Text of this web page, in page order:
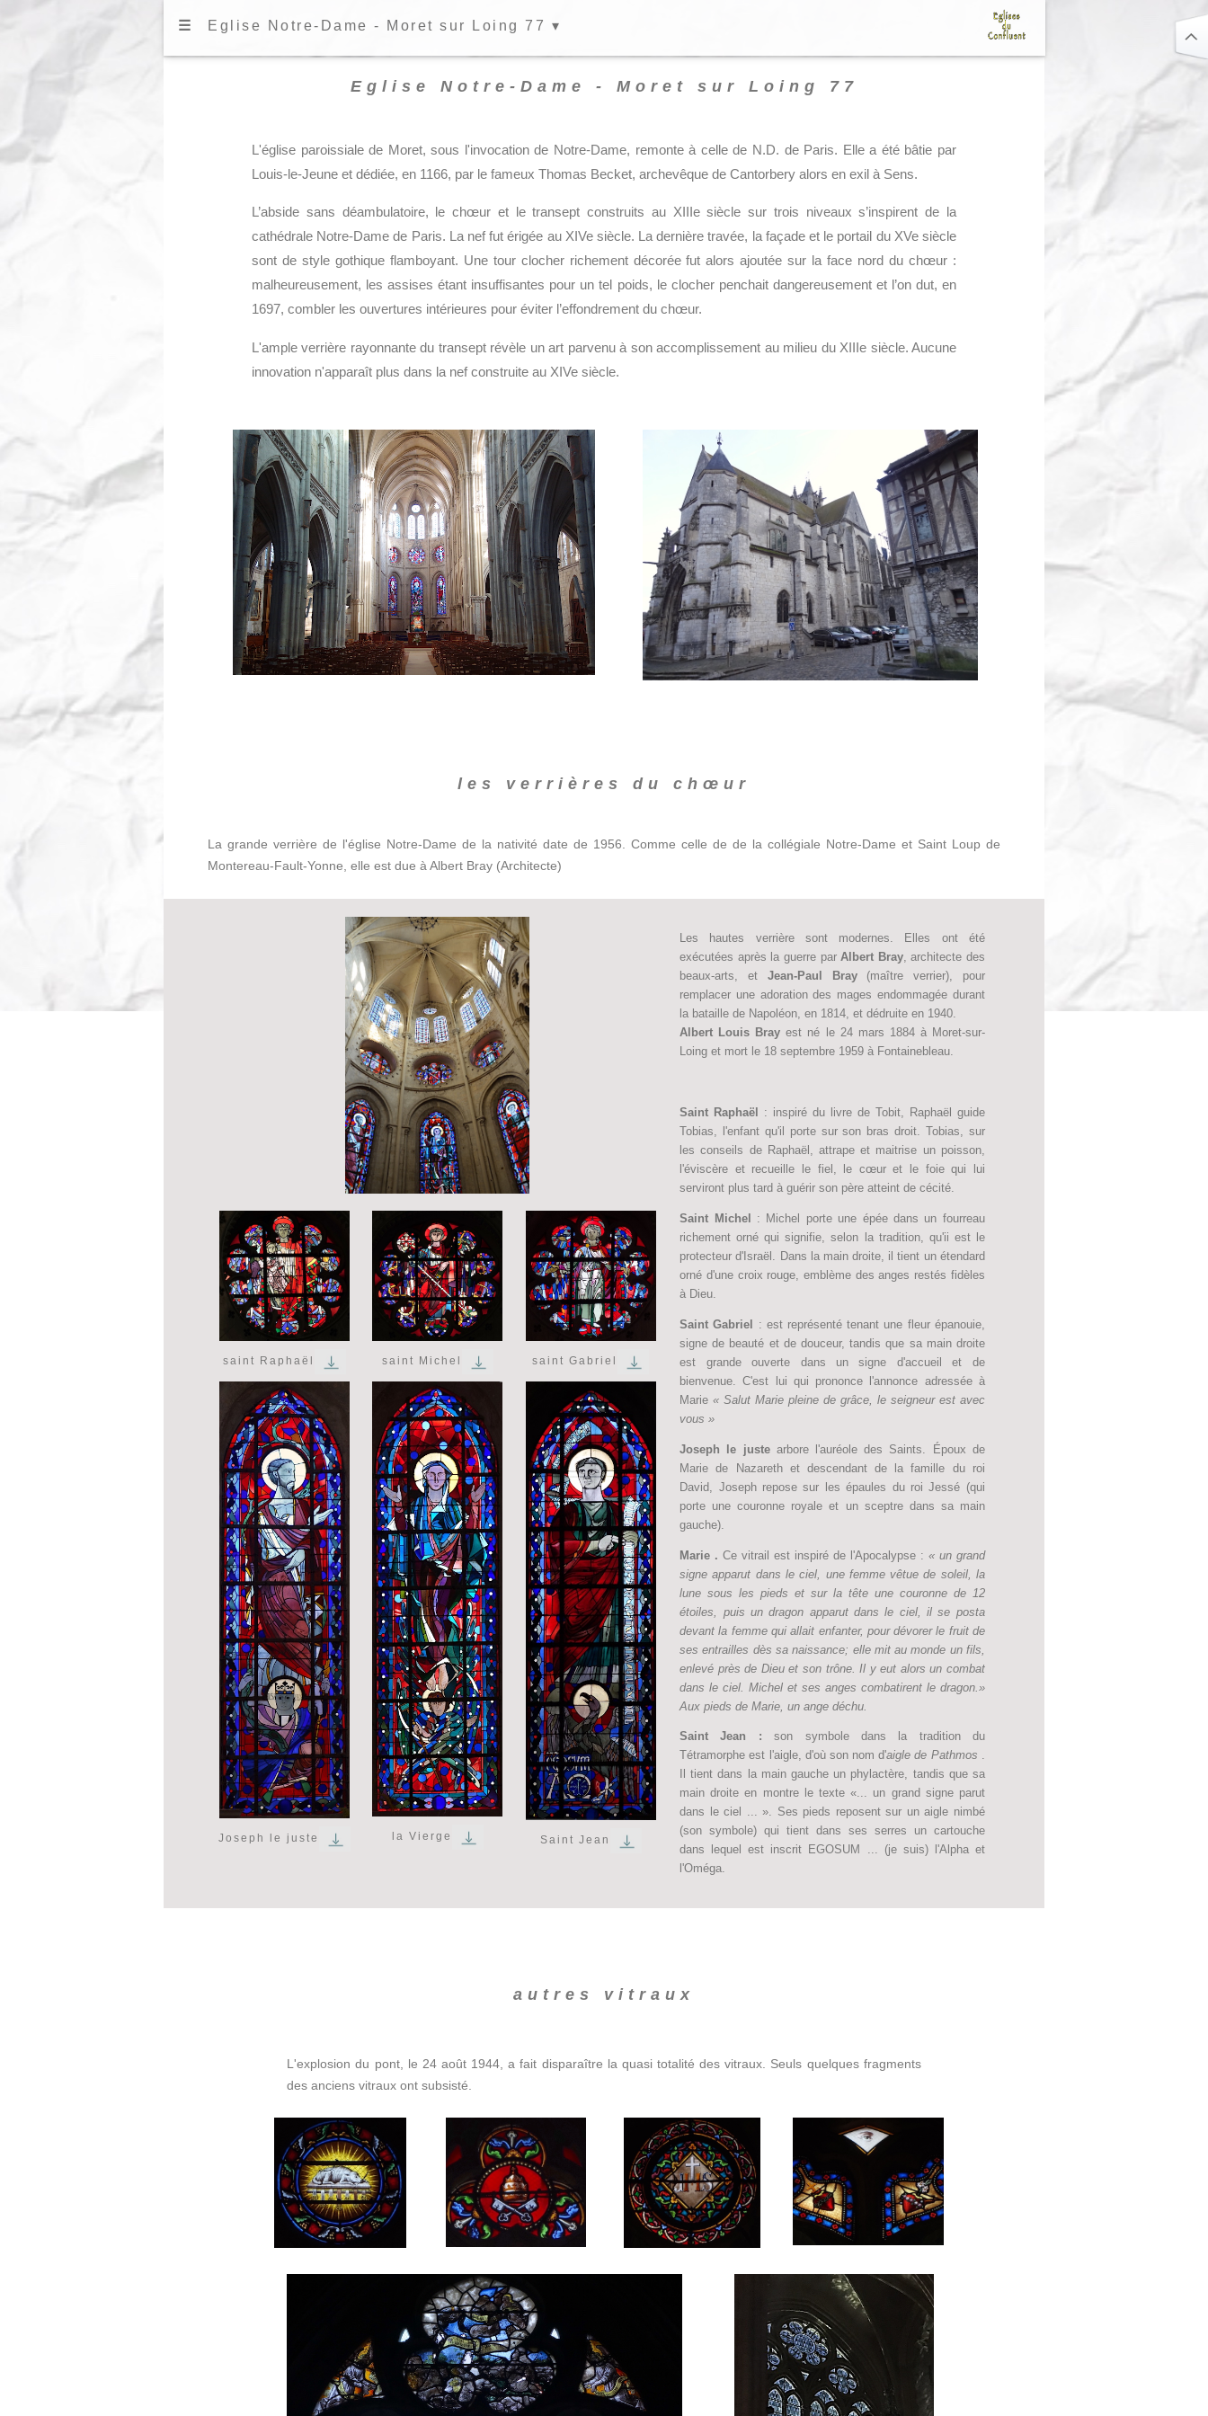
☰ Eglise Notre-Dame - Moret sur Loing 77 ▾
Eglise Notre-Dame - Moret sur Loing 77
L'église paroissiale de Moret, sous l'invocation de Notre-Dame, remonte à celle de N.D. de Paris. Elle a été bâtie par
Louis-le-Jeune et dédiée, en 1166, par le fameux Thomas Becket, archevêque de Cantorbery alors en exil à Sens.
L’abside sans déambulatoire, le chœur et le transept construits au XIIIe siècle sur trois niveaux s’inspirent de la
cathédrale Notre-Dame de Paris. La nef fut érigée au XIVe siècle. La dernière travée, la façade et le portail du XVe siècle
sont de style gothique flamboyant. Une tour clocher richement décorée fut alors ajoutée sur la face nord du chœur :
malheureusement, les assises étant insuffisantes pour un tel poids, le clocher penchait dangereusement et l’on dut, en
1697, combler les ouvertures intérieures pour éviter l’effondrement du chœur.
L'ample verrière rayonnante du transept révèle un art parvenu à son accomplissement au milieu du XIIIe siècle. Aucune
innovation n'apparaît plus dans la nef construite au XIVe siècle.
les verrières du chœur
La grande verrière de l'église Notre-Dame de la nativité date de 1956. Comme celle de de la collégiale Notre-Dame et Saint Loup de
Montereau-Fault-Yonne, elle est due à Albert Bray (Architecte)
saint Raphaël
Joseph le juste
saint Michel
la Vierge
saint Gabriel
Saint Jean
Les hautes verrière sont modernes. Elles ont été
exécutées après la guerre parAlbert Bray, architecte des
beaux-arts, et Jean-Paul Bray(maître verrier), pour
remplacer une adoration des mages endommagée durant
la bataille de Napoléon, en 1814, et dédruite en 1940.
Albert Louis Bray est né le 24 mars 1884 à Moret-sur-
Loing et mort le 18 septembre 1959 à Fontainebleau.
Saint Raphaël
: inspiré du livre de Tobit, Raphaël guide
Tobias, l'enfant qu'il porte sur son bras droit. Tobias, sur
les conseils de Raphaël, attrape et maitrise un poisson,
l'éviscère et recueille le fiel, le cœur et le foie qui lui
serviront plus tard à guérir son père atteint de cécité.
Saint Michel
: Michel porte une épée dans un fourreau
richement orné qui signifie, selon la tradition, qu'ii est le
protecteur d'Israël. Dans la main droite, il tient un étendard
orné d'une croix rouge, emblème des anges restés fidèles
à Dieu.
Saint Gabriel : est représenté tenant une fleur épanouie,
signe de beauté et de douceur, tandis que sa main droite
est grande ouverte dans un signe d'accueil et de
bienvenue. C'est lui qui prononce l'annonce adressée à
Marie« Salut Marie pleine de grâce, le seigneur est avec
vous »
Joseph le juste arbore l'auréole des Saints. Époux de
Marie de Nazareth et descendant de la famille du roi
David, Joseph repose sur les épaules du roi Jessé (qui
porte une couronne royale et un sceptre dans sa main
gauche).
Marie . Ce vitrail est inspiré de l'Apocalypse : « un grand
signe apparut dans le ciel, une femme vêtue de soleil, la
lune sous les pieds et sur la tête une couronne de 12
étoiles, puis un dragon apparut dans le ciel, il se posta
devant la femme qui allait enfanter, pour dévorer le fruit de
ses entrailles dès sa naissance; elle mit au monde un fils,
enlevé près de Dieu et son trône. Il y eut alors un combat
dans le ciel. Michel et ses anges combatirent le dragon.»
Aux pieds de Marie, un ange déchu.
Saint Jean :son symbole dans la tradition du
Tétramorphe est l'aigle, d'où son nom d'aigle de Pathmos .
Il tient dans la main gauche un phylactère, tandis que sa
main droite en montre le texte «... un grand signe parut
dans le ciel ... ». Ses pieds reposent sur un aigle nimbé
(son symbole) qui tient dans ses serres un cartouche
dans lequel est inscrit EGOSUM ... (je suis) l'Alpha et
l'Oméga.
autres vitraux
L'explosion du pont, le 24 août 1944, a fait disparaître la quasi totalité des vitraux. Seuls quelques fragments
des anciens vitraux ont subsisté.